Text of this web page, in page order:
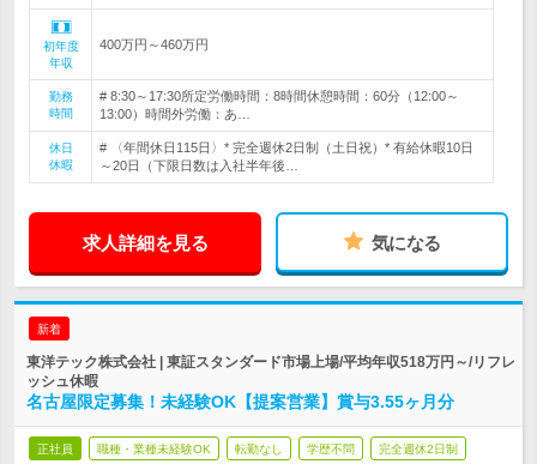
初年度
年収
400万円～460万円
勤務
時間
# 8:30～17:30所定労働時間：8時間休憩時間：60分（12:00～
13:00）時間外労働：あ…
休日
休暇
# 〈年間休日115日〉* 完全週休2日制（土日祝）* 有給休暇10日
～20日（下限日数は入社半年後…
求人詳細を見る 気になる
新着
東洋テック株式会社 | 東証スタンダード市場上場/平均年収518万円～/リフレ
ッシュ休暇
名古屋限定募集！未経験OK【提案営業】賞与3.55ヶ月分
正社員 職種・業種未経験OK 転勤なし 学歴不問 完全週休2日制